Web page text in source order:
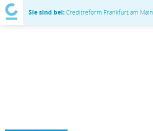
Sie sind bei:Creditreform Frankfurt am Main